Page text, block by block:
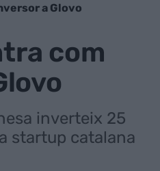
a Glovo
com
inverteix 25
startup catalana